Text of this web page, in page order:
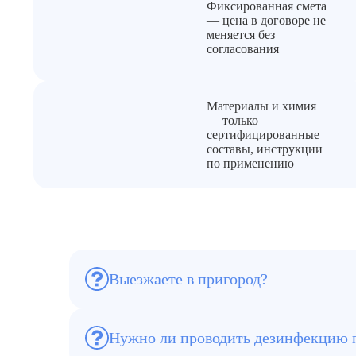
Фиксированная смета
— цена в договоре не
меняется без
согласования
Материалы и химия
— только
сертифицированные
составы, инструкции
по применению
Выезжаете в пригород?
Мы осуществляем уборку и
Нужно ли проводить дезинфекцию
Да. Сточные воды содержат бактерии,